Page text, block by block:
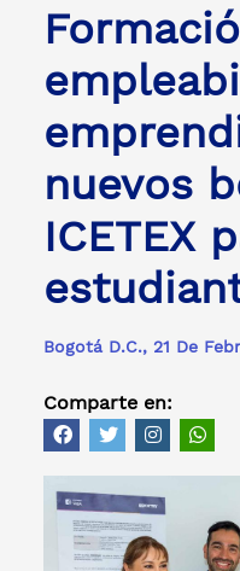
nuevos
ICETEX
Bogotá D.C., 21 De
Comparte en: